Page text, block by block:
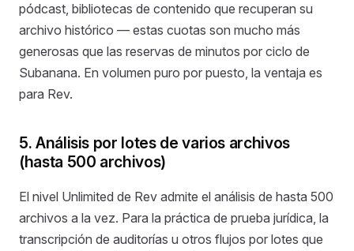
pódcast, bibliotecas de contenido que recuperan su
archivo histórico — estas cuotas son mucho más
generosas que las reservas de minutos por ciclo de
Subanana. En volumen puro por puesto, la ventaja es
para Rev.
5. Análisis por lotes de varios archivos
(hasta 500 archivos)
El nivel Unlimited de Rev admite el análisis de hasta 500
archivos a la vez. Para la práctica de prueba jurídica, la
transcripción de auditorías u otros flujos por lotes que